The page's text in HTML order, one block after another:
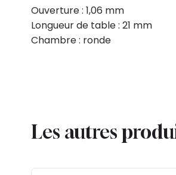
Ouverture : 1,06 mm
Longueur de table : 21 mm
Chambre : ronde
Les autres